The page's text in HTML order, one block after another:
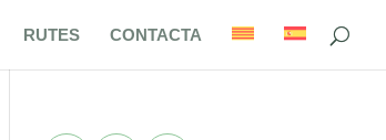
RUTES CONTACTA